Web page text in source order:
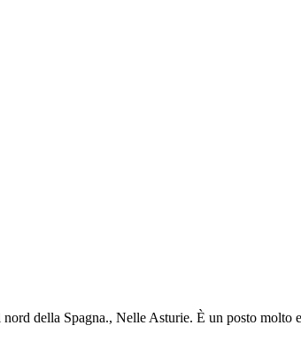
della Spagna., Nelle Asturie. È un posto molto